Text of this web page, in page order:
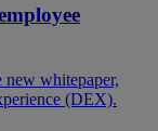
whitepaper,
(DEX).